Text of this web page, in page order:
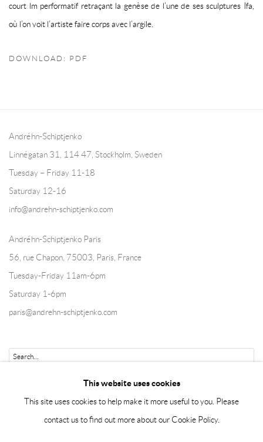
court lm performatif retraçant la genèse de l’une de ses sculptures Ifa
où l’on voit l’artiste faire corps avec l’argile.
DOWNLOAD: PDF
Andréhn-Schiptjenko
Linnégatan 31, 114 47, Stockholm, Sweden
Tuesday – Friday 11-18
Saturday 12-16
info@andrehn-schiptjenko.com
Andréhn-Schiptjenko Paris
56, rue Chapon, 75003, Paris, France
Tuesday-Friday 11am-6pm
Saturday 1-6pm
paris@andrehn-schiptjenko.com
This website uses cookies
This site uses cookies to help make it more useful to you. Please
contact us to find out more about our Cookie Policy.